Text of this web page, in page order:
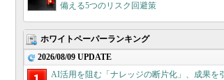
備える5つのリスク回避策
ホワイトペーパーランキング
2026/08/09 UPDATE
AI活用を阻む「ナレッジの断片化」、成果を引